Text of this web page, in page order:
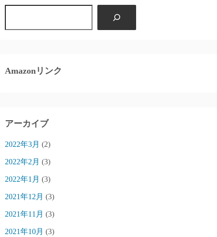
Amazonリンク
アーカイブ
2022年3月 (2)
2022年2月 (3)
2022年1月 (3)
2021年12月 (3)
2021年11月 (3)
2021年10月 (3)